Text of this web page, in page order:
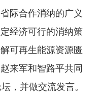
际合作消纳的广义
经济可行的消纳策
可再生能源资源匮
来军和智路平共同
，并做交流发言。